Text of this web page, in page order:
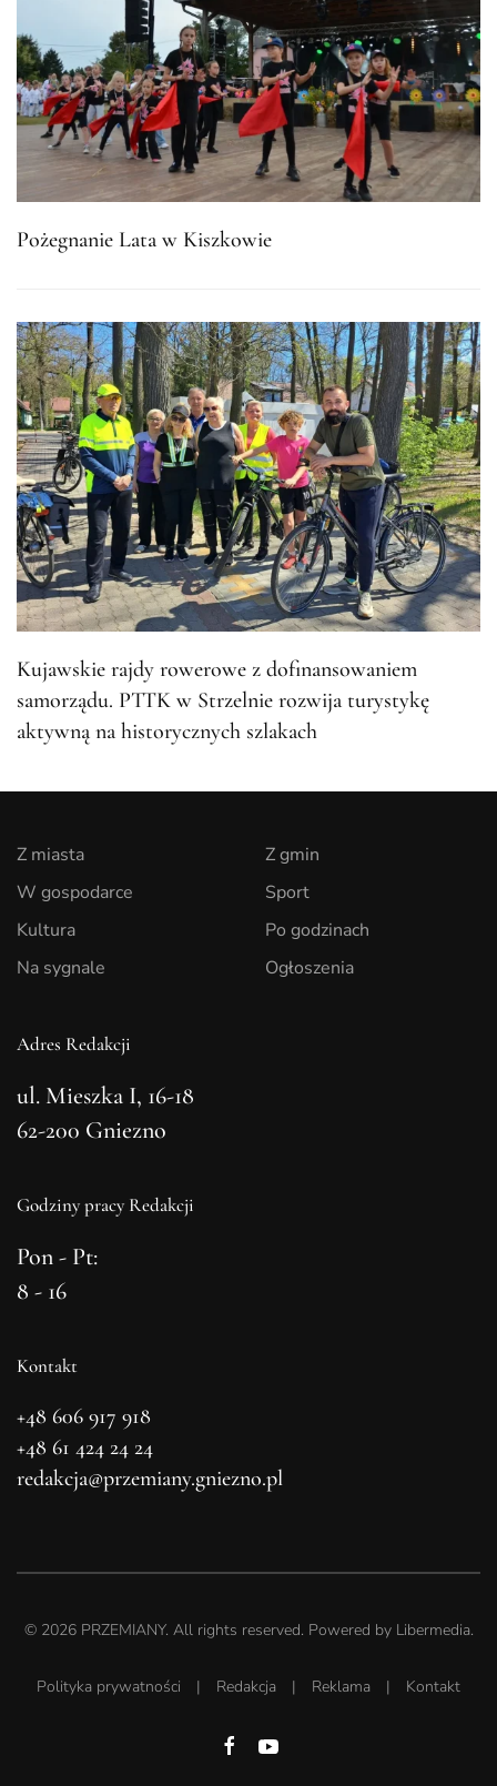
Pożegnanie Lata w Kiszkowie
Kujawskie rajdy rowerowe z dofinansowaniem
samorządu. PTTK w Strzelnie rozwija turystykę
aktywną na historycznych szlakach
Z miasta
W gospodarce
Kultura
Na sygnale
Z gmin
Sport
Po godzinach
Ogłoszenia
Adres Redakcji
ul. Mieszka I, 16-18
62-200 Gniezno
Godziny pracy Redakcji
Pon - Pt:
8 - 16
Kontakt
+48 606 917 918
+48 61 424 24 24
redakcja@przemiany.gniezno.pl
© 2026PRZEMIANY. All rights reserved. Powered by Libermedia.
Polityka prywatności | Redakcja | Reklama | Kontakt